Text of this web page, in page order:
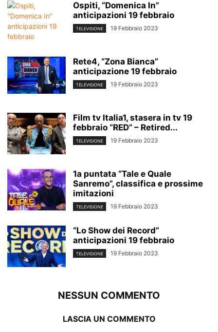
Ospiti, “Domenica In”
anticipazioni 19 febbraio
TELEVISIONE 19 Febbraio 2023
Rete4, “Zona Bianca”
anticipazione 19 febbraio
TELEVISIONE 19 Febbraio 2023
Film tv Italia1, stasera in tv 19
febbraio “RED” – Retired...
TELEVISIONE 19 Febbraio 2023
1a puntata “Tale e Quale
Sanremo”, classifica e prossime
imitazioni
TELEVISIONE 19 Febbraio 2023
“Lo Show dei Record”
anticipazioni 19 febbraio
TELEVISIONE 19 Febbraio 2023
NESSUN COMMENTO
LASCIA UN COMMENTO